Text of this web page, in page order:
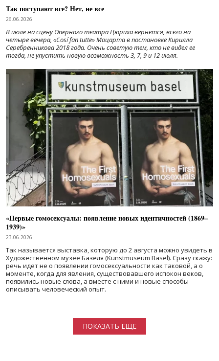
Так поступают все? Нет, не все
26.06.2026
В июле на сцену Оперного театра Цюриха вернется, всего на
четыре вечера, «Cosí fan tutte» Моцарта в постановке Кирилла
Серебренникова 2018 года. Очень советую тем, кто не видел ее
тогда, не упустить новую возможность 3, 7, 9 и 12 июля.
«Первые гомосексуалы: появление новых идентичностей (1869–
1939)»
23.06.2026
Так называется выставка, которую до 2 августа можно увидеть в
Художественном музее Базеля (Kunstmuseum Basel). Сразу скажу:
речь идет не о появлении гомосексуальности как таковой, а о
моменте, когда для явления, существовавшего испокон веков,
появились новые слова, а вместе с ними и новые способы
описывать человеческий опыт.
ПОКАЗАТЬ ЕЩЕ